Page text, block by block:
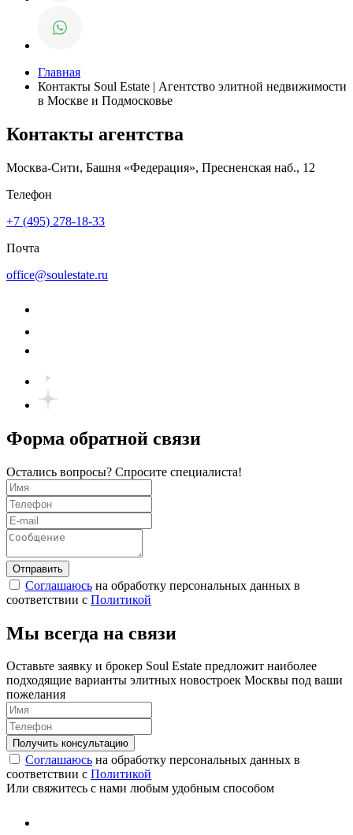
Главная
Контакты Soul Estate | Агентство элитной недвижимости
в Москве и Подмосковье
Контакты агентства
Москва-Сити, Башня «Федерация», Пресненская наб., 12
Телефон
+7 (495) 278-18-33
Почта
office@soulestate.ru
Форма обратной связи
Остались вопросы? Спросите специалиста!
Соглашаюсь на обработку персональных данных в
соответствии с Политикой
Мы всегда на связи
Оставьте заявку и брокер Soul Estate предложит наиболее
подходящие варианты элитных новостроек Москвы под ваши
пожелания
Соглашаюсь на обработку персональных данных в
соответствии с Политикой
Или свяжитесь с нами любым удобным способом